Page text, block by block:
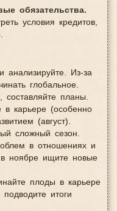
обязательства.
условия кредитов,
анализируйте. Из-за
глобальное.
составляйте планы.
в карьере (особенно
(август).
сложный сезон.
в отношениях и
в ноябре ищите новые
плоды в карьере
итоги